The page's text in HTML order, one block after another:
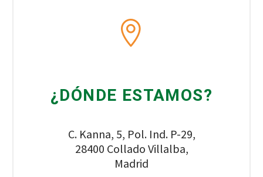
¿DÓNDE ESTAMOS?
C. Kanna, 5, Pol. Ind. P-29,
28400 Collado Villalba,
Madrid